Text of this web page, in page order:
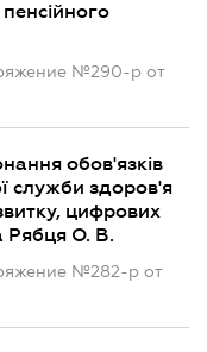
№290-р от
обов'язків
служби здоров'я
цифрових
Рябця О. В.
№282-р от